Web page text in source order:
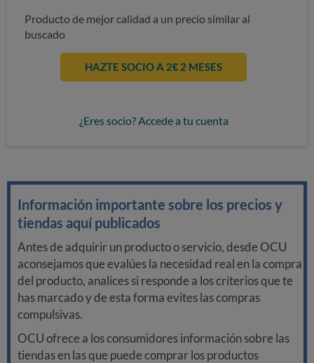
Producto de mejor calidad a un precio similar al
buscado
HAZTE SOCIO A 2€ 2 MESES
¿Eres socio? Accede a tu cuenta
Información importante sobre los precios y
tiendas aquí publicados
Antes de adquirir un producto o servicio, desde OCU
aconsejamos que evalúes la necesidad real en la compra
del producto, analices si responde a los criterios que te
has marcado y de esta forma evites las compras
compulsivas.
OCU ofrece a los consumidores información sobre las
tiendas en las que puede comprar los productos